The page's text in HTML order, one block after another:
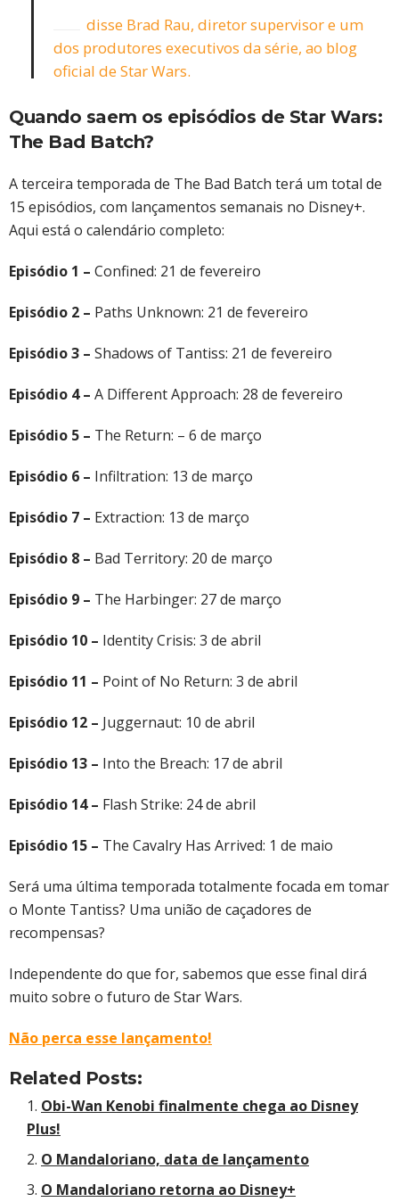
disse Brad Rau, diretor supervisor e um
dos produtores executivos da série, ao blog
oficial de Star Wars.
Quando saem os episódios de Star Wars:
The Bad Batch?
A terceira temporada de The Bad Batch terá um total de
15 episódios, com lançamentos semanais no Disney+.
Aqui está o calendário completo:
Episódio 1 – Confined: 21 de fevereiro
Episódio 2 – Paths Unknown: 21 de fevereiro
Episódio 3 – Shadows of Tantiss: 21 de fevereiro
Episódio 4 – A Different Approach: 28 de fevereiro
Episódio 5 – The Return: – 6 de março
Episódio 6 – Infiltration: 13 de março
Episódio 7 – Extraction: 13 de março
Episódio 8 – Bad Territory: 20 de março
Episódio 9 – The Harbinger: 27 de março
Episódio 10 – Identity Crisis: 3 de abril
Episódio 11 – Point of No Return: 3 de abril
Episódio 12 – Juggernaut: 10 de abril
Episódio 13 – Into the Breach: 17 de abril
Episódio 14 – Flash Strike: 24 de abril
Episódio 15 – The Cavalry Has Arrived: 1 de maio
Será uma última temporada totalmente focada em tomar
o Monte Tantiss? Uma união de caçadores de
recompensas?
Independente do que for, sabemos que esse final dirá
muito sobre o futuro de Star Wars.
Não perca esse lançamento!
Related Posts:
Obi-Wan Kenobi finalmente chega ao Disney
Plus!
O Mandaloriano, data de lançamento
O Mandaloriano retorna ao Disney+